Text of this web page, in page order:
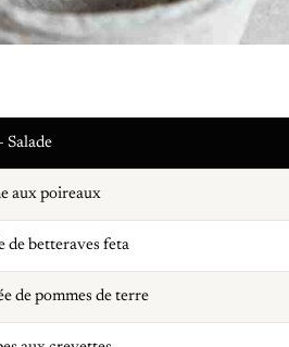
Salade
aux poireaux
de betteraves feta
de pommes de terre